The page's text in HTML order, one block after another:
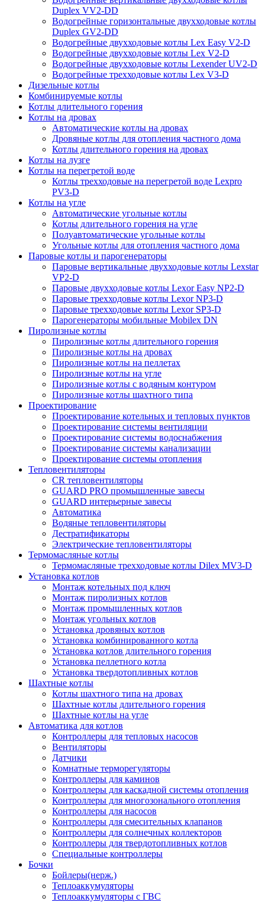
Duplex VV2-DD
Водогрейные горизонтальные двухходовые котлы
Duplex GV2-DD
Водогрейные двухходовые котлы Lex Easy V2-D
Водогрейные двухходовые котлы Lex V2-D
Водогрейные двухходовые котлы Lexender UV2-D
Водогрейные трехходовые котлы Lex V3-D
Дизельные котлы
Комбинируемые котлы
Котлы длительного горения
Котлы на дровах
Автоматические котлы на дровах
Дровяные котлы для отопления частного дома
Котлы длительного горения на дровах
Котлы на лузге
Котлы на перегретой воде
Котлы трехходовые на перегретой воде Lexpro
PV3-D
Котлы на угле
Автоматические угольные котлы
Котлы длительного горения на угле
Полуавтоматические угольные котлы
Угольные котлы для отопления частного дома
Паровые котлы и парогенераторы
Паровые вертикальные двухходовые котлы Lexstar
VP2-D
Паровые двухходовые котлы Lexor Easy NP2-D
Паровые трехходовые котлы Lexor NP3-D
Паровые трехходовые котлы Lexor SP3-D
Парогенераторы мобильные Mobilex DN
Пиролизные котлы
Пиролизные котлы длительного горения
Пиролизные котлы на дровах
Пиролизные котлы на пеллетах
Пиролизные котлы на угле
Пиролизные котлы с водяным контуром
Пиролизные котлы шахтного типа
Проектирование
Проектирование котельных и тепловых пунктов
Проектирование системы вентиляции
Проектирование системы водоснабжения
Проектирование системы канализации
Проектирование системы отопления
Тепловентиляторы
CR тепловентиляторы
GUARD PRO промышленные завесы
GUARD интерьерные завесы
Автоматика
Водяные тепловентиляторы
Дестратификаторы
Электрические тепловентиляторы
Термомасляные котлы
Термомасляные трехходовые котлы Dilex MV3-D
Установка котлов
Монтаж котельных под ключ
Монтаж пиролизных котлов
Монтаж промышленных котлов
Монтаж угольных котлов
Установка дровяных котлов
Установка комбинированного котла
Установка котлов длительного горения
Установка пеллетного котла
Установка твердотопливных котлов
Шахтные котлы
Котлы шахтного типа на дровах
Шахтные котлы длительного горения
Шахтные котлы на угле
Автоматика для котлов
Контроллеры для тепловых насосов
Вентиляторы
Датчики
Комнатные терморегуляторы
Контроллеры для каминов
Контроллеры для каскадной системы отопления
Контроллеры для многозонального отопления
Контроллеры для насосов
Контроллеры для смесительных клапанов
Контроллеры для солнечных коллекторов
Контроллеры для твердотопливных котлов
Специальные контроллеры
Бочки
Бойлеры(нерж.)
Теплоаккумуляторы
Теплоаккумуляторы с ГВС